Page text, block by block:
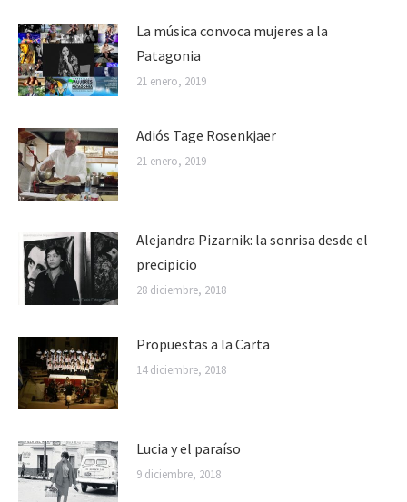
La música convoca mujeres a la
Patagonia
21 enero, 2019
Adiós Tage Rosenkjaer
21 enero, 2019
Alejandra Pizarnik: la sonrisa desde el
precipicio
28 diciembre, 2018
Propuestas a la Carta
14 diciembre, 2018
Lucia y el paraíso
9 diciembre, 2018